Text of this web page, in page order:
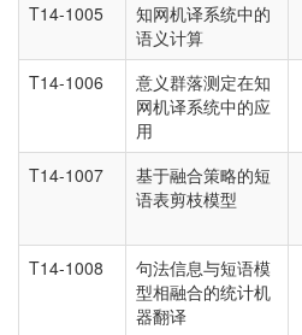
T14-1005
知网机译系统中的
语义计算
T14-1006
意义群落测定在知
网机译系统中的应
用
T14-1007
基于融合策略的短
语表剪枝模型
T14-1008
句法信息与短语模
型相融合的统计机
器翻译